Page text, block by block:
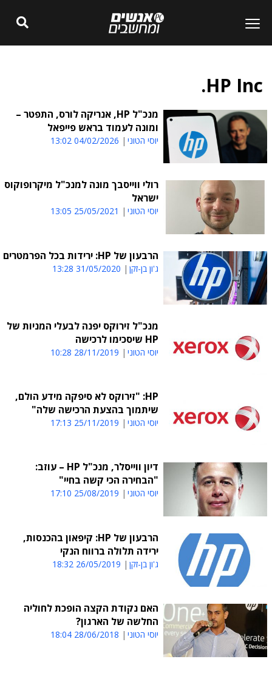
HP Inc.
מנכ"ל HP, אנריקה לורס, התפטר –
ומונה לעמוד בראש פייפאל
יוסי הטוני 04/02/2026 13:02
רולי ווייסבך מונה למנכ"ל מיקרופוקוס
ישראל
יוסי הטוני 25/05/2021 13:05
הרבעון של HP: ירידות בכל הפרמטרים
ג'ון בן-זקן 31/05/2020 13:28
מנכ"ל זירוקס יפנה לבעלי המניות של
HP שיסכימו לרכישה
יוסי הטוני 28/11/2019 10:28
HP: "זירוקס לא סיפקה מידע הולם,
שיתמוך בהצעת הרכישה שלה"
יוסי הטוני 25/11/2019 17:13
דיון ווייסלר, מנכ"ל HP – עוזב:
"הבחירה הכי קשה בחיי"
יוסי הטוני 25/08/2019 17:10
הרבעון של HP: קיפאון בהכנסות,
ירידה תלולה ברווח הנקי
ג'ון בן-זקן 26/05/2019 18:32
האם נקודת הקצה הופכת לחוליה
החלשה של הארגון?
יוסי הטוני 28/06/2018 18:04